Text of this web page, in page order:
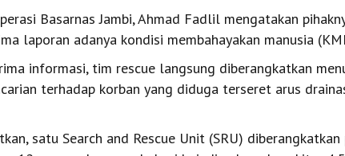
Basarnas Jambi, Ahmad Fadlil mengatakan
laporan adanya kondisi membahayakan manusia
informasi, tim rescue langsung diberangkatkan
terhadap korban yang diduga terseret arus
satu Search and Rescue Unit (SRU)